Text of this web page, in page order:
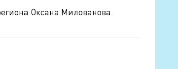
Оксана Милованова.